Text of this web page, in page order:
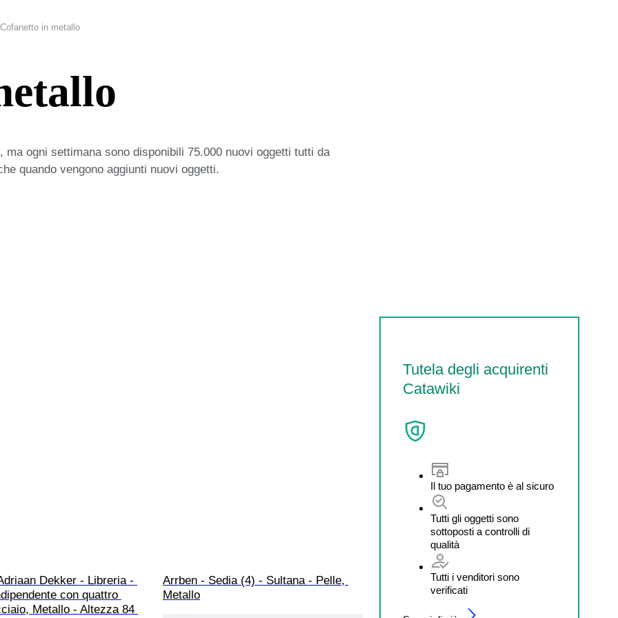
Cofanetto in metallo
ogni settimana sono disponibili 75.000 nuovi oggetti tutti da
quando vengono aggiunti nuovi oggetti.
Tutela degli acquirenti
Catawiki
Il tuo pagamento è al sicuro
Tutti gli oggetti sono
sottoposti a controlli di
qualità
Tutti i venditori sono
verificati
Dekker - Libreria -
con quattro
Metallo - Altezza 84
Arrben - Sedia (4) - Sultana - Pelle,
Metallo